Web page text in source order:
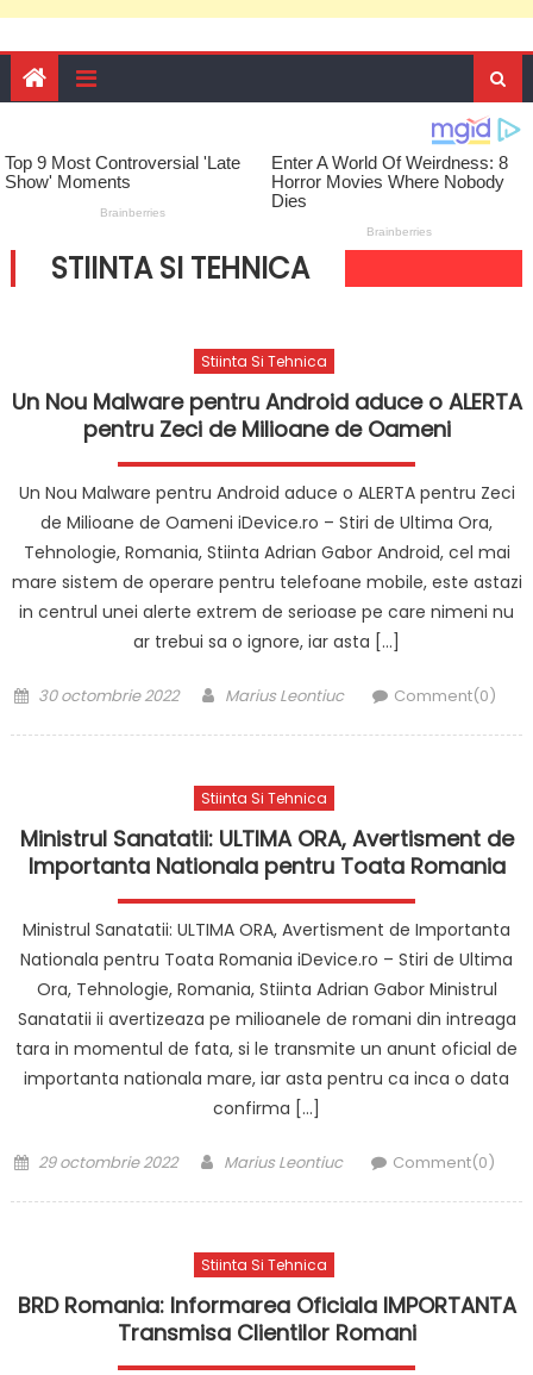
STIINTA SI TEHNICA
Stiinta Si Tehnica
Un Nou Malware pentru Android aduce o ALERTA
pentru Zeci de Milioane de Oameni
Un Nou Malware pentru Android aduce o ALERTA pentru Zeci
de Milioane de Oameni iDevice.ro – Stiri de Ultima Ora,
Tehnologie, Romania, Stiinta Adrian Gabor Android, cel mai
mare sistem de operare pentru telefoane mobile, este astazi
in centrul unei alerte extrem de serioase pe care nimeni nu
ar trebui sa o ignore, iar asta […]
Posted
30 octombrie 2022 Author
Marius Leontiuc Comment(0)
Stiinta Si Tehnica
Ministrul Sanatatii: ULTIMA ORA, Avertisment de
Importanta Nationala pentru Toata Romania
Ministrul Sanatatii: ULTIMA ORA, Avertisment de Importanta
Nationala pentru Toata Romania iDevice.ro – Stiri de Ultima
Ora, Tehnologie, Romania, Stiinta Adrian Gabor Ministrul
Sanatatii ii avertizeaza pe milioanele de romani din intreaga
tara in momentul de fata, si le transmite un anunt oficial de
importanta nationala mare, iar asta pentru ca inca o data
confirma […]
Posted
29 octombrie 2022 Author
Marius Leontiuc Comment(0)
Stiinta Si Tehnica
BRD Romania: Informarea Oficiala IMPORTANTA
Transmisa Clientilor Romani